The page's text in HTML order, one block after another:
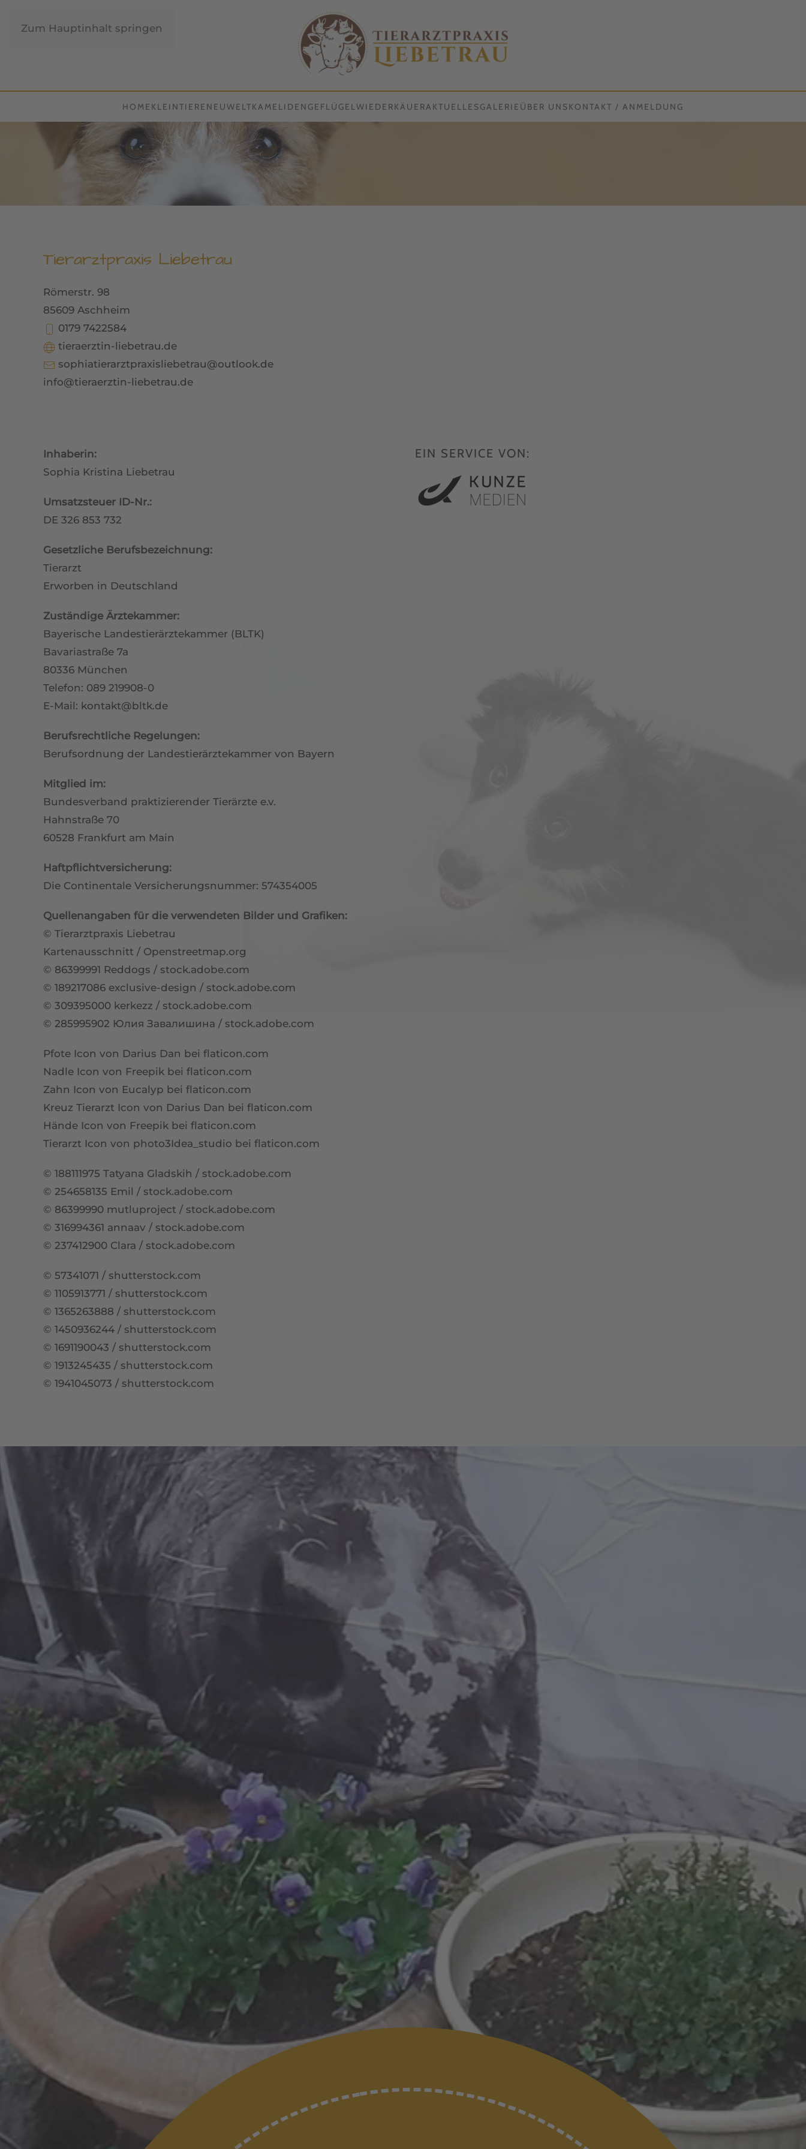
Zum Hauptinhalt springen
HOME KLEINTIERE NEUWELTKAMELIDEN GEFLÜGEL WIEDERKÄUERAKTUELLESGALERIE ÜBER UNSKONTAKT / ANMELDUNG
Tierarztpraxis Liebetrau
Römerstr. 98
85609 Aschheim
0179 7422584
tieraerztin-liebetrau.de
sophiatierarztpraxisliebetrau@outlook.de
info@tieraerztin-liebetrau.de
Inhaberin:
Sophia Kristina Liebetrau
Umsatzsteuer ID-Nr.:
DE 326 853 732
Gesetzliche Berufsbezeichnung:
Tierarzt
Erworben in Deutschland
Zuständige Ärztekammer:
Bayerische Landestierärztekammer (BLTK)
Bavariastraße 7a
80336 München
Telefon: 089 219908-0
E-Mail: kontakt@bltk.de
Berufsrechtliche Regelungen:
Berufsordnung der Landestierärztekammer von Bayern
Mitglied im:
Bundesverband praktizierender Tierärzte e.v.
Hahnstraße 70
60528 Frankfurt am Main
Haftpflichtversicherung:
Die Continentale Versicherungsnummer: 574354005
Quellenangaben für die verwendeten Bilder und Grafiken:
© Tierarztpraxis Liebetrau
Kartenausschnitt / Openstreetmap.org
© 86399991 Reddogs / stock.adobe.com
© 189217086 exclusive-design / stock.adobe.com
© 309395000 kerkezz / stock.adobe.com
© 285995902 Юлия Завалишина / stock.adobe.com
Pfote Icon von Darius Dan bei flaticon.com
Nadle Icon von Freepik bei flaticon.com
Zahn Icon von Eucalyp bei flaticon.com
Kreuz Tierarzt Icon von Darius Dan bei flaticon.com
Hände Icon von Freepik bei flaticon.com
Tierarzt Icon von photo3Idea_studio bei flaticon.com
© 188111975 Tatyana Gladskih / stock.adobe.com
© 254658135 Emil / stock.adobe.com
© 86399990 mutluproject / stock.adobe.com
© 316994361 annaav / stock.adobe.com
© 237412900 Clara / stock.adobe.com
© 57341071 / shutterstock.com
© 1105913771 / shutterstock.com
© 1365263888 / shutterstock.com
© 1450936244 / shutterstock.com
© 1691190043 / shutterstock.com
© 1913245435 / shutterstock.com
© 1941045073 / shutterstock.com
EIN SERVICE VON: